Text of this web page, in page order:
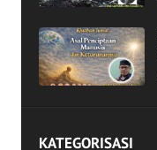
KATEGORISASI